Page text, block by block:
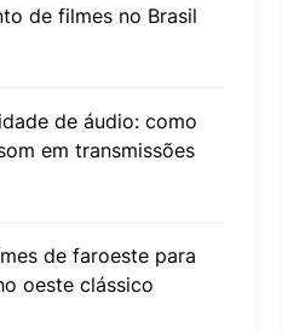
de filmes no Brasil
de áudio: como
em transmissões
de faroeste para
oeste clássico